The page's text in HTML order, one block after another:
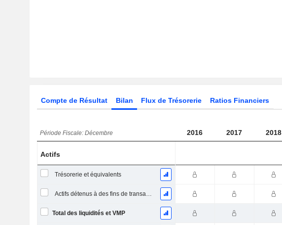
Compte de Résultat Bilan Flux de Trésorerie Ratios Financiers
Période Fiscale: Décembre 2016 2017 2018
Actifs
Trésorerie et équivalents
Actifs détenus à des fins de transaction Titres, totalActifs détenus à des fins de transactions (Trading), Total.
Total des liquidités et VMP